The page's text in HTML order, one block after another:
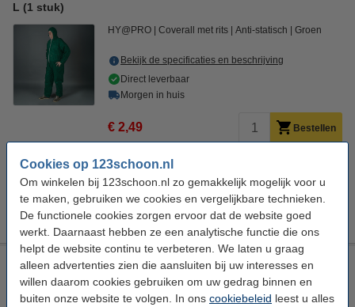
Cookies op 123schoon.nl
Om winkelen bij 123schoon.nl zo gemakkelijk mogelijk voor u
te maken, gebruiken we cookies en vergelijkbare technieken.
De functionele cookies zorgen ervoor dat de website goed
werkt. Daarnaast hebben ze een analytische functie die ons
helpt de website continu te verbeteren. We laten u graag
alleen advertenties zien die aansluiten bij uw interesses en
willen daarom cookies gebruiken om uw gedrag binnen en
buiten onze website te volgen. In ons cookiebeleid leest u alles
L (1 stuk)
HY@PRO Coverall met rits Anti-statisch Groen
Bekijk de specificaties en beschrijving
Direct leverbaar
Morgen in huis
€ 2,49 Bestellen
Aanbieding:
Aanbieding: Non Woven coverall anti-statisch met
capuchon en rits maat L (50 stuks)
€ 99,99
Non Woven coverall anti-statisch met capuchon en rits maat
XL (1 stuk)
HY@PRO Coverall met rits Anti-statisch Groen